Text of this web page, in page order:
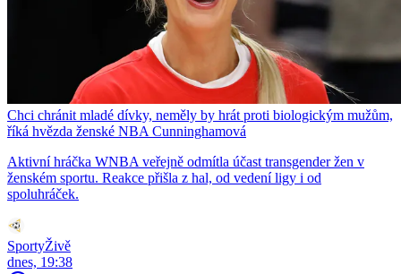
Chci chránit mladé dívky, neměly by hrát proti biologickým mužům,
říká hvězda ženské NBA Cunninghamová
Aktivní hráčka WNBA veřejně odmítla účast transgender žen v
ženském sportu. Reakce přišla z hal, od vedení ligy i od
spoluhráček.
SportyŽivě
dnes, 19:38